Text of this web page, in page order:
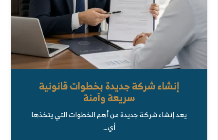
إنشاء شركة جديدة بخطوات قانونية
سريعة وآمنة
يعد إنشاء شركة جديدة من أهم الخطوات التي يتخذها
أي…